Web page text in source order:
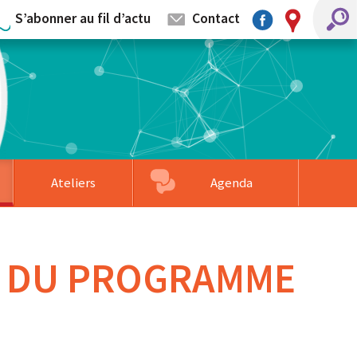
S’abonner au fil d’actu Contact
Ateliers Agenda
PROGRAMME